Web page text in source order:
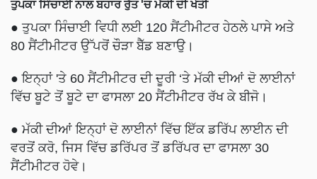
ਤੁਪਕਾ ਸਿੰਚਾਈ ਨਾਲ ਬਹਾਰ ਰੁੱਤ 'ਚ ਮੱਕੀ ਦੀ ਖੇਤੀ
● ਤੁਪਕਾ ਸਿੰਚਾਈ ਵਿਧੀ ਲਈ 120 ਸੈਂਟੀਮੀਟਰ ਹੇਠਲੇ ਪਾਸੇ ਅਤੇ
80 ਸੈਂਟੀਮੀਟਰ ਉੱਪਰੋਂ ਚੌੜਾ ਬੈੱਡ ਬਣਾਉ।
● ਇਨ੍ਹਾਂ 'ਤੇ 60 ਸੈਂਟੀਮੀਟਰ ਦੀ ਦੂਰੀ ‘ਤੇ ਮੱਕੀ ਦੀਆਂ ਦੋ ਲਾਈਨਾਂ
ਵਿੱਚ ਬੂਟੇ ਤੋਂ ਬੂਟੇ ਦਾ ਫਾਸਲਾ 20 ਸੈਂਟੀਮੀਟਰ ਰੱਖ ਕੇ ਬੀਜੋ।
● ਮੱਕੀ ਦੀਆਂ ਇਨ੍ਹਾਂ ਦੋ ਲਾਈਨਾਂ ਵਿੱਚ ਇੱਕ ਡਰਿੱਪ ਲਾਈਨ ਦੀ
ਵਰਤੋਂ ਕਰੋ, ਜਿਸ ਵਿੱਚ ਡਰਿੱਪਰ ਤੋਂ ਡਰਿੱਪਰ ਦਾ ਫਾਸਲਾ 30
ਸੈਂਟੀਮੀਟਰ ਹੋਵੇ।